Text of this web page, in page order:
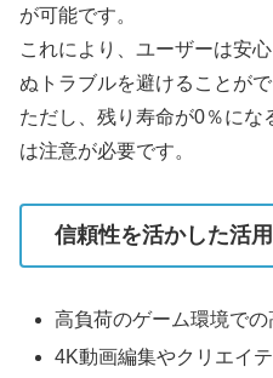
が可能です。
これにより、ユーザーは安
ぬトラブルを避けることがで
ただし、残り寿命が0％にな
は注意が必要です。
信頼性を活かした活
高負荷のゲーム環境で
4K動画編集やクリエイ